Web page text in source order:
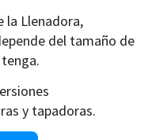
la Llenadora,
del tamaño de
y tapadoras.